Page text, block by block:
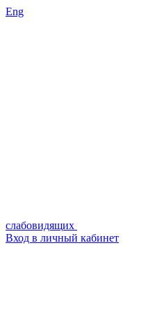
Eng
слабовидящих
Вход в личный кабинет